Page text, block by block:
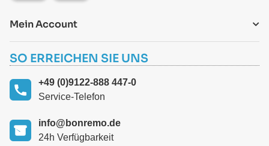
Mein Account
SO ERREICHEN SIE UNS
+49 (0)9122-888 447-0
Service-Telefon
info@bonremo.de
24h Verfügbarkeit